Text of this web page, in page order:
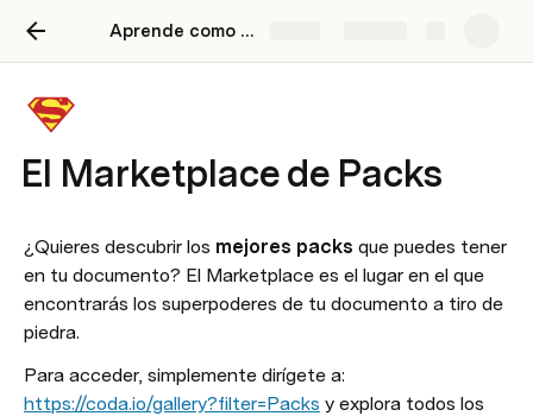
Aprende como usar Coda
El Marketplace de Packs
¿Quieres descubrir los mejores packs que puedes tener
en tu documento? El Marketplace es el lugar en el que
encontrarás los superpoderes de tu documento a tiro de
piedra.
Para acceder, simplemente dirígete a:
https://coda.io/gallery?filter=Packs y explora todos los